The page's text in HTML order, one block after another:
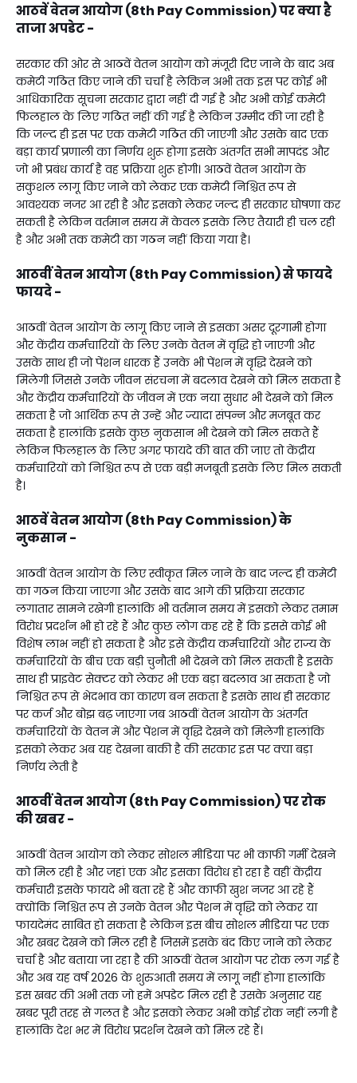
आठवें वेतन आयोग (8th Pay Commission) पर क्या है
ताजा अपडेट -
सरकार की ओर से आठवें वेतन आयोग को मंजूरी दिए जाने के बाद अब
कमेटी गठित किए जाने की चर्चा है लेकिन अभी तक इस पर कोई भी
आधिकारिक सूचना सरकार द्वारा नहीं दी गई है और अभी कोई कमेटी
फिलहाल के लिए गठित नहीं की गई है लेकिन उम्मीद की जा रही है
कि जल्द ही इस पर एक कमेटी गठित की जाएगी और उसके बाद एक
बड़ा कार्य प्रणाली का निर्णय शुरू होगा इसके अंतर्गत सभी मापदंड और
जो भी प्रबंध कार्य है वह प्रक्रिया शुरू होगी। आठवें वेतन आयोग के
सकुशल लागू किए जाने को लेकर एक कमेटी निश्चित रूप से
आवश्यक नजर आ रही है और इसको लेकर जल्द ही सरकार घोषणा कर
सकती है लेकिन वर्तमान समय में केवल इसके लिए तैयारी ही चल रही
है और अभी तक कमेटी का गठन नहीं किया गया है।
आठवीं वेतन आयोग (8th Pay Commission) से फायदे
फायदे -
आठवीं वेतन आयोग के लागू किए जाने से इसका असर दूरगामी होगा
और केंद्रीय कर्मचारियों के लिए उनके वेतन में वृद्धि हो जाएगी और
उसके साथ ही जो पेंशन धारक हैं उनके भी पेंशन में वृद्धि देखने को
मिलेगी जिससे उनके जीवन संरचना में बदलाव देखने को मिल सकता है
और केंद्रीय कर्मचारियों के जीवन में एक नया सुधार भी देखने को मिल
सकता है जो आर्थिक रूप से उन्हें और ज्यादा संपन्न और मजबूत कर
सकता है हालांकि इसके कुछ नुकसान भी देखने को मिल सकते हैं
लेकिन फिलहाल के लिए अगर फायदे की बात की जाए तो केंद्रीय
कर्मचारियों को निश्चित रूप से एक बड़ी मजबूती इसके लिए मिल सकती
है।
आठवें वेतन आयोग (8th Pay Commission) के
नुकसान -
आठवीं वेतन आयोग के लिए स्वीकृत मिल जाने के बाद जल्द ही कमेटी
का गठन किया जाएगा और उसके बाद आगे की प्रक्रिया सरकार
लगातार सामने रखेगी हालांकि भी वर्तमान समय में इसको लेकर तमाम
विरोध प्रदर्शन भी हो रहे हैं और कुछ लोग कह रहे हैं कि इससे कोई भी
विशेष लाभ नहीं हो सकता है और इसे केंद्रीय कर्मचारियों और राज्य के
कर्मचारियों के बीच एक बड़ी चुनौती भी देखने को मिल सकती है इसके
साथ ही प्राइवेट सेक्टर को लेकर भी एक बड़ा बदलाव आ सकता है जो
निश्चित रूप से भेदभाव का कारण बन सकता है इसके साथ ही सरकार
पर कर्ज और बोझ बढ़ जाएगा जब आठवीं वेतन आयोग के अंतर्गत
कर्मचारियों के वेतन में और पेंशन में वृद्धि देखने को मिलेगी हालांकि
इसको लेकर अब यह देखना बाकी है की सरकार इस पर क्या बड़ा
निर्णय लेती है
आठवीं वेतन आयोग (8th Pay Commission) पर रोक
की खबर -
आठवीं वेतन आयोग को लेकर सोशल मीडिया पर भी काफी गर्मी देखने
को मिल रही है और जहां एक और इसका विरोध हो रहा है वहीं केंद्रीय
कर्मचारी इसके फायदे भी बता रहे हैं और काफी खुश नजर आ रहे हैं
क्योंकि निश्चित रूप से उनके वेतन और पेंशन में वृद्धि को लेकर या
फायदेमंद साबित हो सकता है लेकिन इस बीच सोशल मीडिया पर एक
और खबर देखने को मिल रही है जिसमें इसके बंद किए जाने को लेकर
चर्चा है और बताया जा रहा है की आठवीं वेतन आयोग पर रोक लग गई है
और अब यह वर्ष 2026 के शुरुआती समय में लागू नहीं होगा हालांकि
इस खबर की अभी तक जो हमें अपडेट मिल रही है उसके अनुसार यह
खबर पूरी तरह से गलत है और इसको लेकर अभी कोई रोक नहीं लगी है
हालांकि देश भर में विरोध प्रदर्शन देखने को मिल रहे हैं।